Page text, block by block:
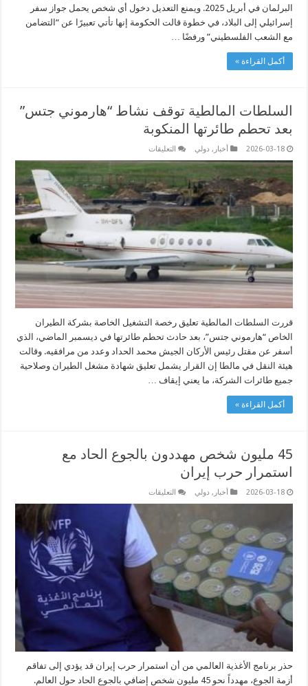
البرلمان في أبريل 2025. ويمنع التعديل دخول أي شخص يحمل جواز سفر
إسرائيلي إلى البلاد، في خطوة قالت الحكومة إنها تأتي تعبيرًا عن “التضامن
مع الشعب الفلسطيني” ورفضًا …
أكمل القراءة »
السلطات المالطية توقف نشاط “هارموني جتس”
بعد تحطم طائرتها المنكوبة
2026-03-18 أخبار , دولي التعليقات
المالطية
توقف
نشاط
“هارموني
جتس”
بعد
تحطم
طائرتها
المنكوبة
مغلقة
قررت السلطات المالطية تعليق رخصة التشغيل الخاصة بشركة الطيران
الخاص “هارموني جتس”، بعد حادث تحطم طائرتها في ديسمبر الماضي، الذي
أسفر عن مقتل رئيس الأركان الجيش محمد الحداد وعدد من مرافقيه. وقالت
هيئة النقل في مالطا إن القرار يشمل تعليق شهادة مشغل الطيران وصلاحية
جميع طائرات الشركة، ما يعني إيقاف …
أكمل القراءة »
45 مليون شخص مهددون بالجوع الحاد مع
استمرار حرب إيران
2026-03-18 أخبار , دولي التعليقات
مليون
شخص
مهددون
بالجوع
الحاد
استمرار
حذر برنامج الأغذية العالمي من أن استمرار حرب إيران قد يؤدي إلى تفاقم
أزمة الجوع، مهدداً نحو 45 مليون شخص إضافي بالجوع الحاد حول العالم.